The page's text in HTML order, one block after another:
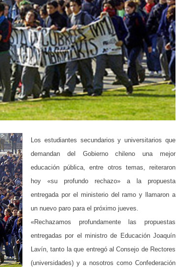
Los estudiantes secundarios y universitarios que
demandan del Gobierno chileno una mejor
educación pública, entre otros temas, reiteraron
hoy «su profundo rechazo» a la propuesta
entregada por el ministerio del ramo y llamaron a
un nuevo paro para el próximo jueves.
«Rechazamos profundamente las propuestas
entregadas por el ministro de Educación Joaquín
Lavín, tanto la que entregó al Consejo de Rectores
(universidades) y a nosotros como Confederación